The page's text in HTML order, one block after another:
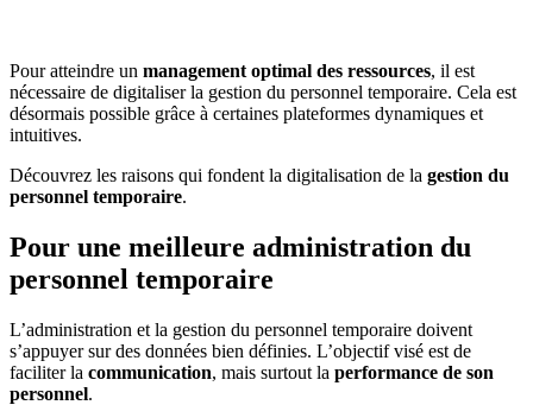
Pour atteindre un management optimal des ressources, il est
nécessaire de digitaliser la gestion du personnel temporaire. Cela est
désormais possible grâce à certaines plateformes dynamiques et
intuitives.
Découvrez les raisons qui fondent la digitalisation de la gestion du
personnel temporaire.
Pour une meilleure administration du
personnel temporaire
L’administration et la gestion du personnel temporaire doivent
s’appuyer sur des données bien définies. L’objectif visé est de
faciliter la communication, mais surtout la performance de son
personnel.